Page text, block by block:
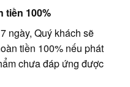
tiền 100%
ngày, Quý khách sẽ
tiền 100% nếu phát
chưa đáp ứng được